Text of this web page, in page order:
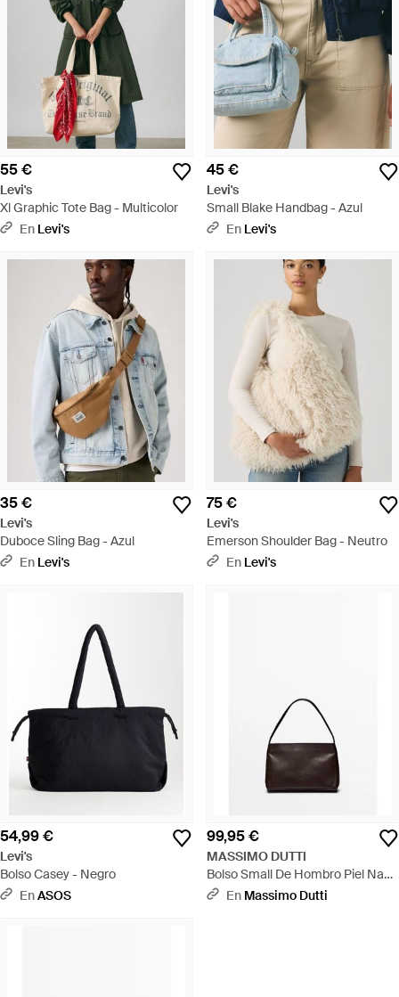
55 €
Levi's
Xl Graphic Tote Bag - Multicolor
En Levi's
45 €
Levi's
Small Blake Handbag - Azul
En Levi's
35 €
Levi's
Duboce Sling Bag - Azul
En Levi's
75 €
Levi's
Emerson Shoulder Bag - Neutro
En Levi's
54,99 €
Levi's
Bolso Casey - Negro
EnASOS
99,95 €
MASSIMO DUTTI
Bolso Small De Hombro Piel Napa
- Negro
En Massimo Dutti